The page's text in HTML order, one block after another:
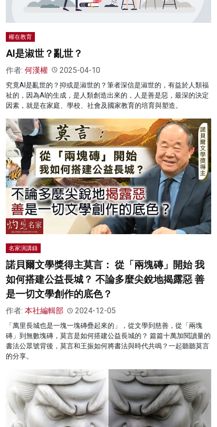
灼見活動
權在教育
AI是淑世？亂世？
作者: 何漢權 2025-04-10
究竟AI是亂世的？抑或是淑世的？筆者深信是淑世的，有益於人類福
祉的，因為AI的生成，是人類創造出來的，人是善是惡，最深的決定
因素，就是在家庭、學校、社會及國家教育的培育與塑造。
名家演講錄
諾貝爾文學獎得主莫言： 從「兩塊磚」開始 我
如何搭建公益長城？ 不論多麼尖銳地揭露惡 善
是一切文學創作的底色？
作者: 本社編輯部 2024-12-05
「萬里長城也是一塊一塊磚疊起來的」，從文學到慈善，從「兩塊
磚」到無數塊磚，莫言是如何搭建公益長城的？ 篇篇十萬加閱讀量的
書法公眾號背後，莫言和王振如何將書法與時代共鳴？一起聽聽莫言
的分享。